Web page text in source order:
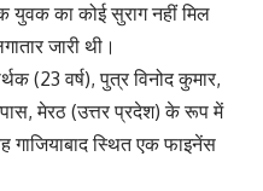
युवक का कोई सुराग नहीं मिल
जारी थी।
(23 वर्ष), पुत्र विनोद कुमार,
मेरठ (उत्तर प्रदेश) के रूप में
गाजियाबाद स्थित एक फाइनेंस